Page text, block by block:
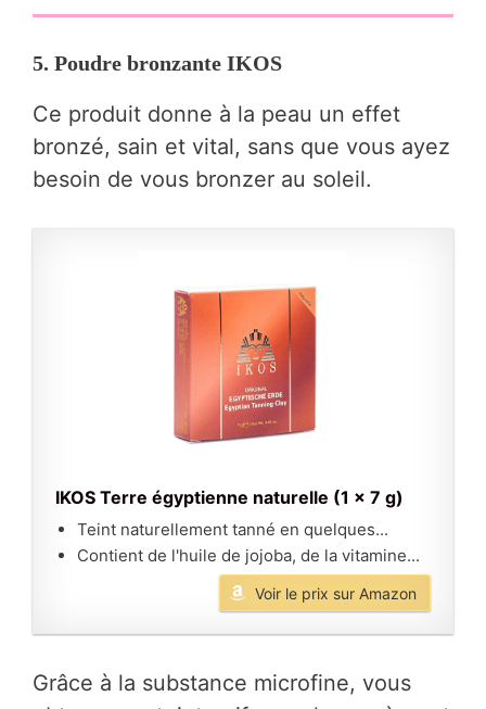
5. Poudre bronzante IKOS
Ce produit donne à la peau un effet
bronzé, sain et vital, sans que vous ayez
besoin de vous bronzer au soleil.
IKOS Terre égyptienne naturelle (1 x 7 g)
Teint naturellement tanné en quelques...
Contient de l'huile de jojoba, de la vitamine...
Voir le prix sur Amazon
Grâce à la substance microfine, vous